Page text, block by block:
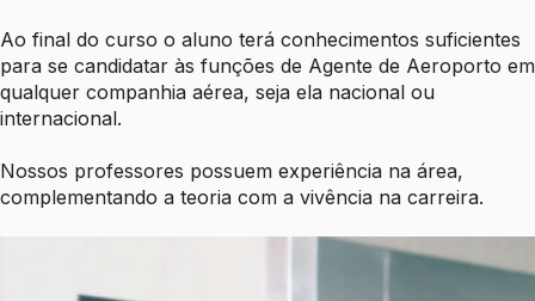
Ao final do curso o aluno terá conhecimentos suficientes
para se candidatar às funções de Agente de Aeroporto em
qualquer companhia aérea, seja ela nacional ou
internacional.
Nossos professores possuem experiência na área,
complementando a teoria com a vivência na carreira.